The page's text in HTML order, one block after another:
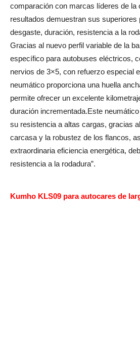
comparación con marcas líderes de la
resultados demuestran sus superiores
desgaste, duración, resistencia a la
Gracias al nuevo perfil variable de la
específico para autobuses eléctricos,
nervios de 3×5, con refuerzo especial
neumático proporciona una huella
permite ofrecer un excelente
duración incrementada.Este
su resistencia a altas cargas, gracias
carcasa y la robustez de los flancos,
extraordinaria eficiencia energética,
resistencia a la rodadura”.
Kumho KLS09 para autocares de